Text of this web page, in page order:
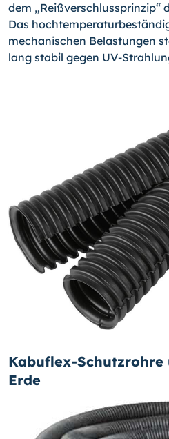
dem „Reißverschlussprinzip“
Das
mechanischen Belastungen
lang stabil gegen UV-
Kabuflex-
Erde